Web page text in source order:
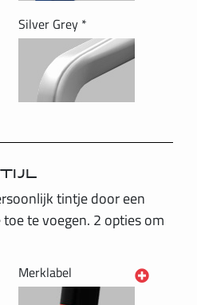
Silver Grey *
tintje door een
te voegen. 2 opties om
Merklabel